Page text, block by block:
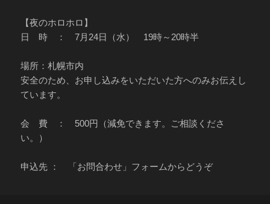
【夜のホロホロ】
日 時 ： 7月24日（水） 19時～20時半
場所：札幌市内
安全のため、お申し込みをいただいた方へのみお伝えし
ています。
会 費 ： 500円（減免できます。ご相談くださ
い。）
申込先 ： 「お問合わせ」フォームからどうぞ